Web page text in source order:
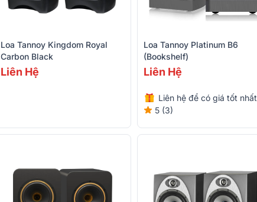
Loa Tannoy Kingdom Royal
Carbon Black
Liên Hệ
Loa Tannoy Platinum B6
(Bookshelf)
Liên Hệ
Liên hệ để có giá tốt nhất
5 (3)